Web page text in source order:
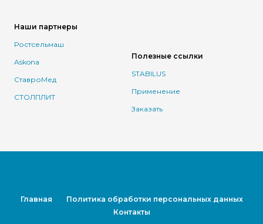
Наши партнеры
Ростсельмаш
Askona
СтавроМед
СТОЛПЛИТ
Полезные ссылки
STABILUS
Применение
Заказать
Главная
Политика обработки персональных данных
Контакты